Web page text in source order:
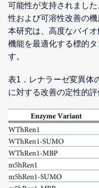
可能性が支持されまし
性および可溶性改善の
本研究は、高度なバイ
機能を最適化する標的
す。
表1．レナラーゼ変異体
に対する改善の定性的